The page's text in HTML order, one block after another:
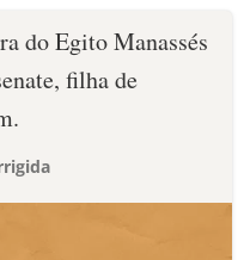
do Egito Manassés
filha de